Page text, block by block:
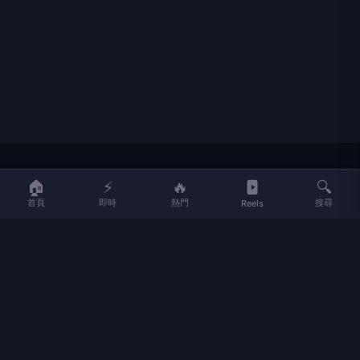
LIFE
LIFE 生活網是台灣領先的生活資訊平台，提供即時新聞、生活、健康、
🏠
首頁
⚡
即時
🔥
熱門 Reels
🔍
搜尋